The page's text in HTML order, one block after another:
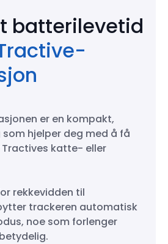
batterilevetid
er en kompakt,
hjelper deg med å få
katte- eller
rekkevidden til
trackeren automatisk
noe som forlenger